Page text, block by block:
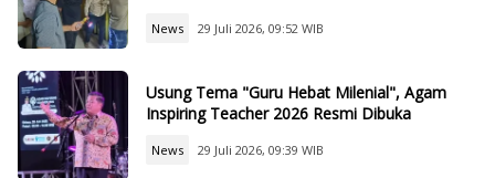
News 29 Juli 2026, 09:52 WIB
Usung Tema "Guru Hebat Milenial", Agam
Inspiring Teacher 2026 Resmi Dibuka
News 29 Juli 2026, 09:39 WIB